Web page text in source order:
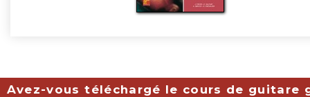
Avez-vous téléchargé le cours de guitare